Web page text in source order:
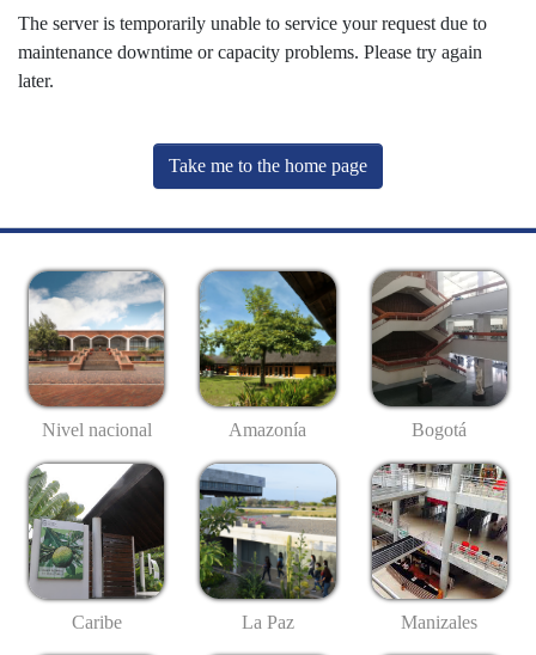
The server is temporarily unable to service your request due to
maintenance downtime or capacity problems. Please try again
later.
Take me to the home page
Nivel nacional Amazonía Bogotá
Caribe La Paz Manizales